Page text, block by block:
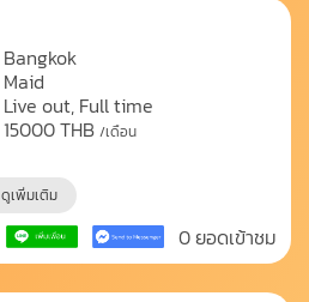
Bangkok
Maid
Live out, Full time
15000THB /เดือน
ดูเพิ่มเติม
0 ยอดเข้าชม